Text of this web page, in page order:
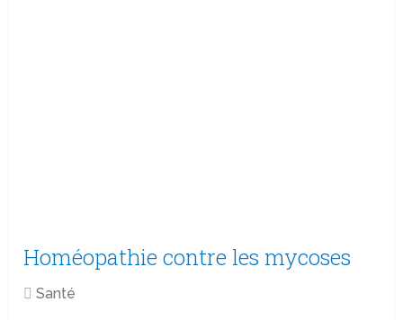
Homéopathie contre les mycoses
Santé